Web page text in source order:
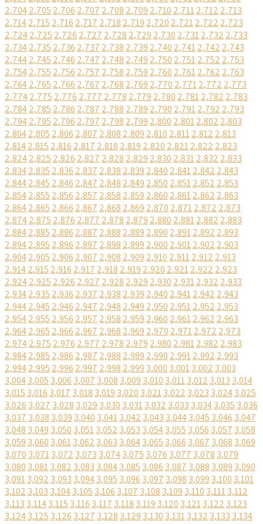
2,7042,705 2,706 2,707 2,708 2,709 2,710 2,7112,712 2,713
2,7142,715 2,716 2,717 2,718 2,719 2,720 2,7212,722 2,723
2,7242,725 2,726 2,727 2,728 2,729 2,730 2,7312,732 2,733
2,7342,735 2,736 2,737 2,738 2,739 2,740 2,7412,742 2,743
2,7442,745 2,746 2,747 2,748 2,749 2,750 2,7512,752 2,753
2,7542,755 2,756 2,757 2,758 2,759 2,760 2,7612,762 2,763
2,7642,765 2,766 2,767 2,768 2,769 2,770 2,7712,772 2,773
2,7742,775 2,776 2,777 2,778 2,779 2,780 2,7812,782 2,783
2,7842,785 2,786 2,787 2,788 2,789 2,790 2,7912,792 2,793
2,7942,795 2,796 2,797 2,798 2,799 2,800 2,8012,802 2,803
2,8042,805 2,806 2,807 2,808 2,809 2,810 2,8112,812 2,813
2,8142,815 2,816 2,817 2,818 2,819 2,820 2,8212,822 2,823
2,8242,825 2,826 2,827 2,828 2,829 2,830 2,8312,832 2,833
2,8342,835 2,836 2,837 2,838 2,839 2,840 2,8412,842 2,843
2,8442,845 2,846 2,847 2,848 2,849 2,850 2,8512,852 2,853
2,8542,855 2,856 2,857 2,858 2,859 2,860 2,8612,862 2,863
2,8642,865 2,866 2,867 2,868 2,869 2,870 2,8712,872 2,873
2,8742,875 2,876 2,877 2,878 2,879 2,880 2,8812,882 2,883
2,8842,885 2,886 2,887 2,888 2,889 2,890 2,8912,892 2,893
2,8942,895 2,896 2,897 2,898 2,899 2,900 2,9012,902 2,903
2,9042,905 2,906 2,907 2,908 2,909 2,910 2,9112,912 2,913
2,9142,915 2,916 2,917 2,918 2,919 2,920 2,9212,922 2,923
2,9242,925 2,926 2,927 2,928 2,929 2,930 2,9312,932 2,933
2,9342,935 2,936 2,937 2,938 2,939 2,940 2,9412,942 2,943
2,9442,945 2,946 2,947 2,948 2,949 2,950 2,9512,952 2,953
2,9542,955 2,956 2,957 2,958 2,959 2,960 2,9612,962 2,963
2,9642,965 2,966 2,967 2,968 2,969 2,970 2,9712,972 2,973
2,9742,975 2,976 2,977 2,978 2,979 2,980 2,9812,982 2,983
2,9842,985 2,986 2,987 2,988 2,989 2,990 2,9912,992 2,993
2,9942,995 2,996 2,997 2,998 2,999 3,000 3,0013,002 3,003
3,0043,005 3,006 3,007 3,008 3,009 3,010 3,0113,012 3,013 3,014
3,015 3,016 3,017 3,018 3,019 3,020 3,0213,022 3,023 3,0243,025
3,026 3,027 3,028 3,029 3,030 3,0313,032 3,033 3,0343,035 3,036
3,037 3,038 3,039 3,040 3,0413,042 3,043 3,0443,045 3,046 3,047
3,048 3,049 3,050 3,0513,052 3,053 3,0543,055 3,056 3,057 3,058
3,059 3,060 3,0613,062 3,063 3,0643,065 3,066 3,067 3,068 3,069
3,070 3,0713,072 3,073 3,0743,075 3,076 3,077 3,078 3,079
3,080 3,0813,082 3,083 3,0843,085 3,086 3,087 3,088 3,089 3,090
3,0913,092 3,093 3,0943,095 3,096 3,097 3,098 3,099 3,100 3,101
3,102 3,103 3,1043,105 3,106 3,107 3,108 3,109 3,110 3,1113,112
3,113 3,1143,115 3,116 3,117 3,118 3,119 3,120 3,1213,122 3,123
3,1243,125 3,126 3,127 3,128 3,129 3,130 3,1313,132 3,133 3,134